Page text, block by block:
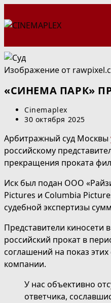
к
Изображение от
«СИНЕМА ПАРК»
Автор
записи:
Cinemaplex
Запись
30 октября 2025
Арбитражный суд Москвы
российскому
прекращения проката
Иск был подан ООО
Pictures и Columbia
судебной экспертизы
Представители киносети
российский прокат в
соглашений на показ
компании.
У нас объективно
ответчика,